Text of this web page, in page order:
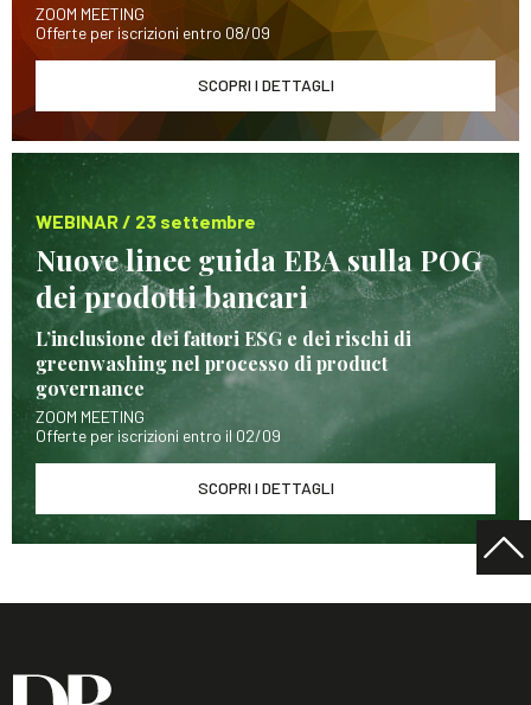
ZOOM MEETING
Offerte per iscrizioni entro 08/09
SCOPRI I DETTAGLI
WEBINAR / 23 settembre
Nuove linee guida EBA sulla POG
dei prodotti bancari
L’inclusione dei fattori ESG e dei rischi di
greenwashing nel processo di product
governance
ZOOM MEETING
Offerte per iscrizioni entro il 02/09
SCOPRI I DETTAGLI